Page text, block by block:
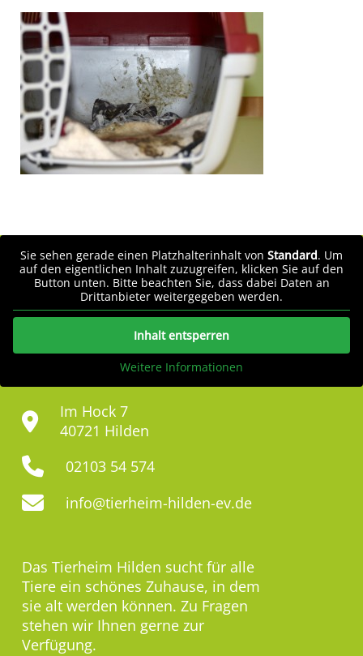
Sie sehen gerade einen Platzhalterinhalt von Standard. Um
auf den eigentlichen Inhalt zuzugreifen, klicken Sie auf den
Button unten. Bitte beachten Sie, dass dabei Daten an
Drittanbieter weitergegeben werden.
Inhalt entsperren
Weitere Informationen
Im Hock 7
40721 Hilden
02103 54 574
info@tierheim-hilden-ev.de
Das Tierheim Hilden sucht für alle
Tiere ein schönes Zuhause, in dem
sie alt werden können. Zu Fragen
stehen wir Ihnen gerne zur
Verfügung.